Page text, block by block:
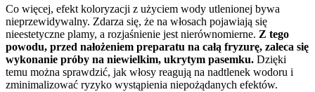
Co więcej, efekt koloryzacji z użyciem wody utlenionej bywa
nieprzewidywalny. Zdarza się, że na włosach pojawiają się
nieestetyczne plamy, a rozjaśnienie jest nierównomierne. Z tego
powodu, przed nałożeniem preparatu na całą fryzurę, zaleca się
wykonanie próby na niewielkim, ukrytym pasemku. Dzięki
temu można sprawdzić, jak włosy reagują na nadtlenek wodoru i
zminimalizować ryzyko wystąpienia niepożądanych efektów.